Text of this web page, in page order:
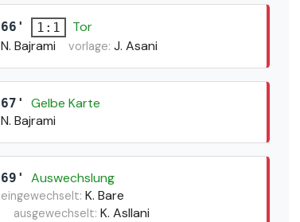
66' 1:1
Tor
N. Bajrami
vorlage: J. Asani
67'
Gelbe Karte
N. Bajrami
69' Auswechslung
eingewechselt: K. Bare
ausgewechselt: K. Asllani